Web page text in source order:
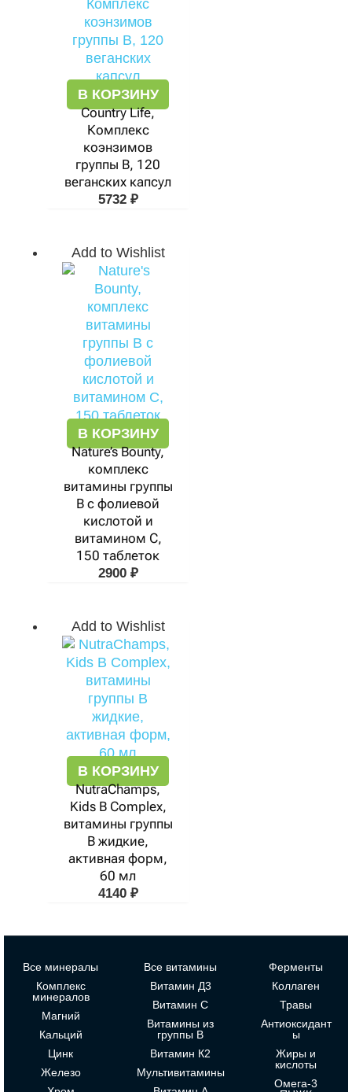
В КОРЗИНУ
Country Life,
Комплекс
коэнзимов
группы B, 120
веганских капсул
5732 ₽
Add to Wishlist
В КОРЗИНУ
Nature’s Bounty,
комплекс
витамины группы
В с фолиевой
кислотой и
витамином С,
150 таблеток
2900 ₽
Add to Wishlist
В КОРЗИНУ
NutraChamps,
Kids B Complex,
витамины группы
В жидкие,
активная форм,
60 мл
4140 ₽
Все минералы
Комплекс
минералов
Магний
Кальций
Цинк
Железо
Все витамины
Витамин Д3
Витамин С
Витамины из
группы В
Витамин К2
Мультивитамины
Ферменты
Коллаген
Травы
Антиоксидант
ы
Жиры и
кислоты
Омега-3